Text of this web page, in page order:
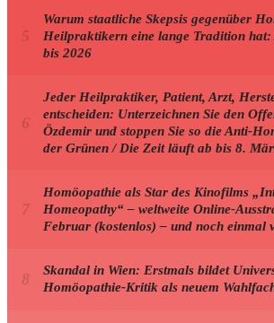
Warum staatliche Skepsis gegenüber
Heilpraktikern eine lange Tradition hat:
bis 2026
Jeder Heilpraktiker, Patient, Arzt,
entscheiden: Unterzeichnen Sie den
Özdemir und stoppen Sie so die Anti-
der Grünen / Die Zeit läuft ab bis 8.
Homöopathie als Star des Kinofilms
Homeopathy“ – weltweite Online-
Februar (kostenlos) – und noch einmal
Skandal in Wien: Erstmals bildet
Homöopathie-Kritik als neuem